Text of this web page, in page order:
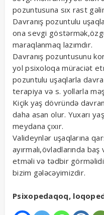
pozuntusuna sıx rast
Davranış pozuntulu
ona sevgi
maraqlanmaq lazımdır.
Davranış pozuntusunu
yol psixoloqa müraciət
pozuntulu uşaqlarla
terapiya və s. yollarla
Kiçik yaş dövründə
daha asan olur. Yuxarı
meydana çıxır.
Valideynlər uşaqlarına
ayırmalı,övladlarında
etməli və tədbir
bizim gələcəyimizdir.
Psixopedaqoq,